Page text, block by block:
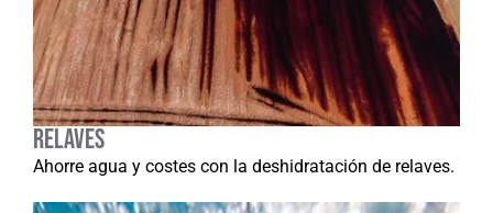
Relaves
Ahorre agua y costes con la deshidratación de relaves.